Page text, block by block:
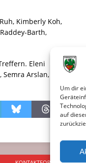
Um dir
auf
Kimberly Koh,
Barth,
Eleni
Arslan,